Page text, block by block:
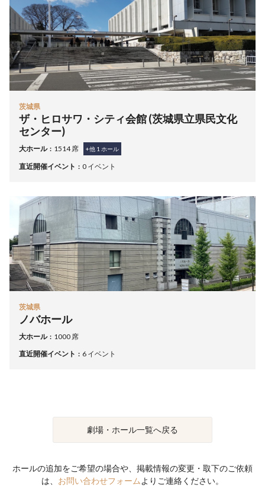
茨城県
ザ・ヒロサワ・シティ会館 (茨城県立県民文化
センター)
大ホール 1514 席 +他 1 ホール
直近開催イベント 0 イベント
茨城県
ノバホール
大ホール
1000 席
直近開催イベント
6 イベント
劇場・ホール一覧へ戻る
ホールの追加をご希望の場合や、掲載情報の変更・取下のご依頼
は、 お問い合わせフォーム よりご連絡ください。